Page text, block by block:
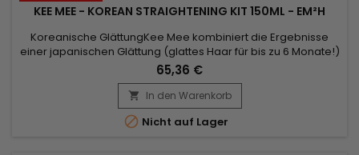
KEE MEE - KOREAN STRAIGHTENING KIT 150ML - EM²H
Koreanische GlättungKee Mee kombiniert die Ergebnisse
einer japanischen Glättung (glattes Haar für bis zu 6 Monate!)
und die einer brasilianischen Glättung (vollständige
Reparatur der Haare).&nbsp; Es kann auf gefärbtem,
natürlichem, gebleichtem, gesträhntem und sogar
geschädigtem Haar angewendet werden.&nbsp; Das
Glätten mit Korean Kee Mee sorgt für...
65,36 €
 In den Warenkorb
 Nicht auf Lager